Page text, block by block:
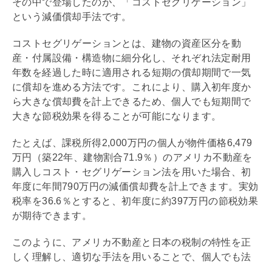
その中で登場したのが、「コストセグリゲーション」
という減価償却手法です。
コストセグリゲーションとは、建物の資産区分を動
産・付属設備・構造物に細分化し、それぞれ法定耐用
年数を経過した時に適用される短期の償却期間で一気
に償却を進める方法です。これにより、購入初年度か
ら大きな償却費を計上できるため、個人でも短期間で
大きな節税効果を得ることが可能になります。
たとえば、課税所得2,000万円の個人が物件価格6,479
万円（築22年、建物割合71.9％）のアメリカ不動産を
購入しコスト・セグリゲーション法を用いた場合、初
年度に年間790万円の減価償却費を計上できます。実効
税率を36.6％とすると、初年度に約397万円の節税効果
が期待できます。
このように、アメリカ不動産と日本の税制の特性を正
しく理解し、適切な手法を用いることで、個人でも法